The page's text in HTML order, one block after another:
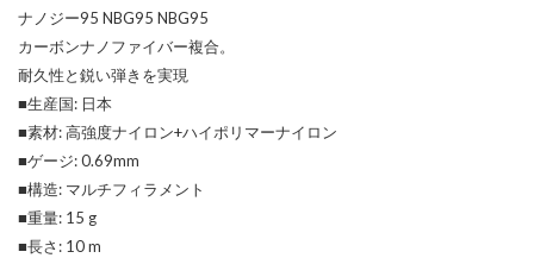
ナノジー95 NBG95 NBG95
カーボンナノファイバー複合。
耐久性と鋭い弾きを実現
■生産国: 日本
■素材: 高強度ナイロン+ハイポリマーナイロン
■ゲージ: 0.69mm
■構造: マルチフィラメント
■重量: 15 g
■長さ: 10 m